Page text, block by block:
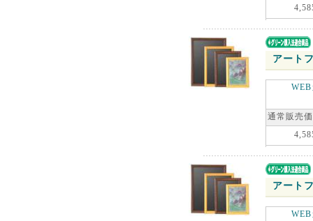
アート
通常販売
アート